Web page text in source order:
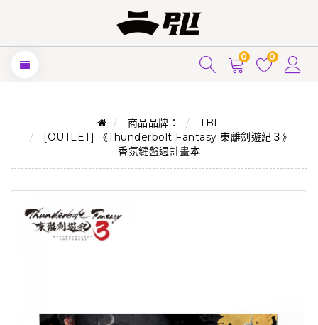
0 0
商品品牌：
TBF
[OUTLET] 《Thunderbolt Fantasy 東離劍遊紀３》
香氛鍵盤週計畫本